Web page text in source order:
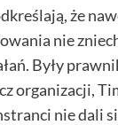
że
nie
Były
organizacji,
nie dali